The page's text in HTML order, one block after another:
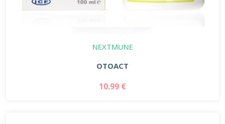
NEXTMUNE
OTOACT
10.99 €